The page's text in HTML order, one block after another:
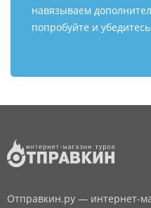
навязываем
попробуйте и
Отправкин.ру — интернет-